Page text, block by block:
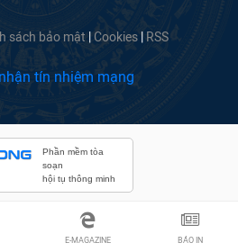
sách bảo mật Cookies RSS
Phần mềm tòa
soạn
hội tụ thông minh
E-MAGAZINE BÁO IN